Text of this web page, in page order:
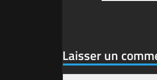
Laisser un